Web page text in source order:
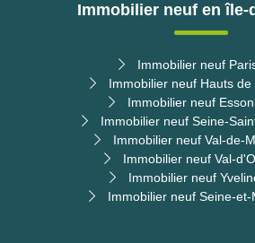
Immobilier neuf en île-
Immobilier neuf
Immobilier neuf Hauts de
Immobilier neuf
Immobilier neuf Seine-
Immobilier neuf Val-de-
Immobilier neuf Val-
Immobilier neuf
Immobilier neuf Seine-